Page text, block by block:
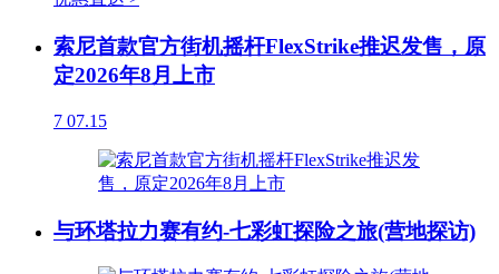
索尼首款官方街机摇杆FlexStrike推迟发售，原
定2026年8月上市
7 07.15
与环塔拉力赛有约-七彩虹探险之旅(营地探访)